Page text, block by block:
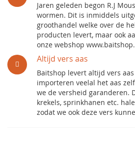
Jaren geleden begon R.J
wormen. Dit is inmiddels
groothandel welke over de
producten levert, maar ook
onze webshop
Altijd vers aas
Baitshop levert altijd vers
importeren veelal het aas
we de versheid garanderen.
krekels, sprinkhanen etc.
zodat we ook deze vers